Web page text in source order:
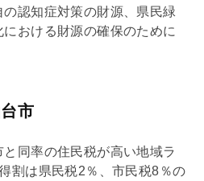
認知症対策の財源、県民緑
おける財源の確保のために
市
同率の住民税が高い地域ラ
割は県民税2％、市民税8％の